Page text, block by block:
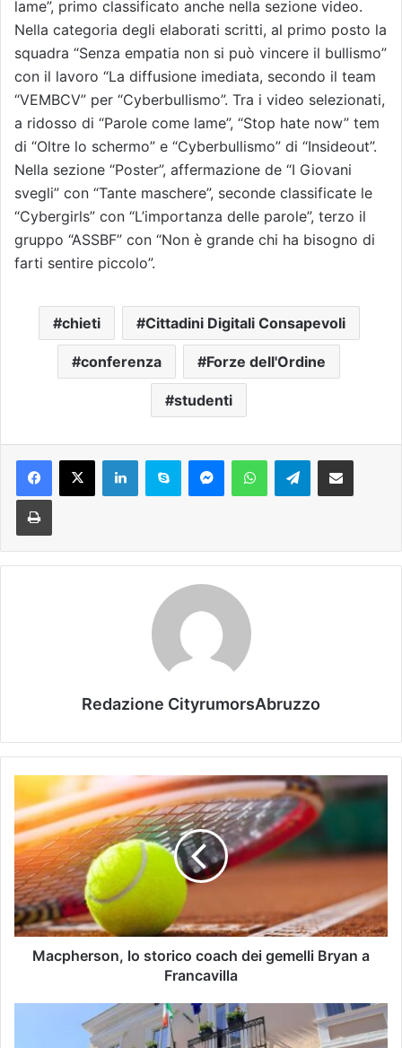
lame”, primo classificato anche nella sezione video.
Nella categoria degli elaborati scritti, al primo posto la
squadra “Senza empatia non si può vincere il bullismo”
con il lavoro “La diffusione imediata, secondo il team
“VEMBCV” per “Cyberbullismo”. Tra i video selezionati,
a ridosso di “Parole come lame”, “Stop hate now” tem
di “Oltre lo schermo” e “Cyberbullismo” di “Insideout”.
Nella sezione “Poster”, affermazione de “I Giovani
svegli” con “Tante maschere”, seconde classificate le
“Cybergirls” con “L’importanza delle parole”, terzo il
gruppo “ASSBF” con “Non è grande chi ha bisogno di
farti sentire piccolo”.
chieti Cittadini Digitali Consapevoli
conferenza Forze dell'Ordine
studenti
Telegram
Redazione CityrumorsAbruzzo
Macpherson, lo storico coach dei gemelli Bryan a
Francavilla